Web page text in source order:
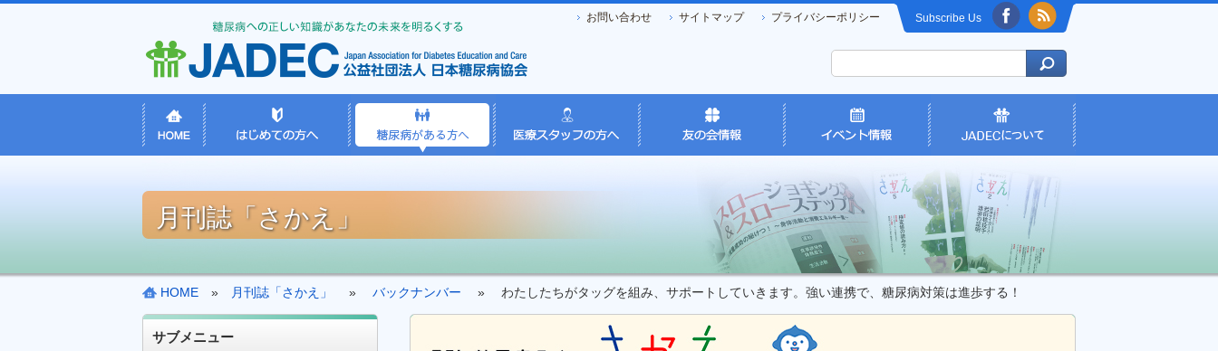
お問い合わせ サイトマップ プライバシーポリシー Subscribe Us
月刊誌「さかえ」
サブメニュー
HOME » 月刊誌「さかえ」 » バックナンバー » わたしたちがタッグを組み、サポートしていきます。強い連携で、糖尿病対策は進歩する！